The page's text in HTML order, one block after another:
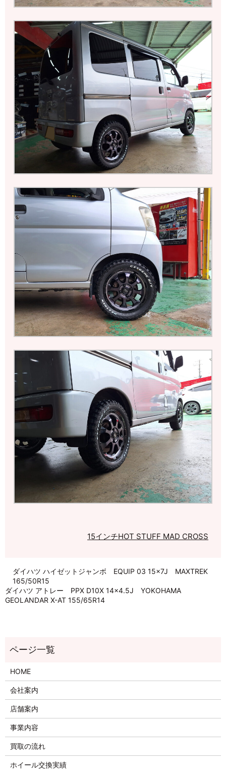
15インチHOT STUFF MAD CROSS
ダイハツ ハイゼットジャンボ EQUIP 03 15×7J MAXTREK
165/50R15
ダイハツ アトレー PPX D10X 14×4.5J YOKOHAMA
GEOLANDAR X-AT 155/65R14
HOME
会社案内
店舗案内
事業内容
買取の流れ
ホイール交換実績